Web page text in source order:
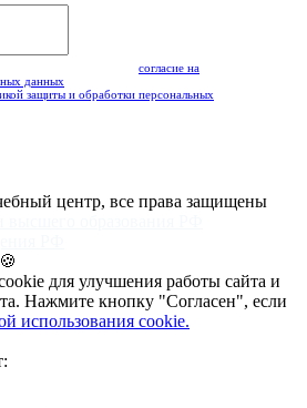
согласие на
данных
защиты и обработки персональных
центр, все права защищены
для улучшения работы сайта и
Нажмите кнопку "Согласен", если
использования cookie.